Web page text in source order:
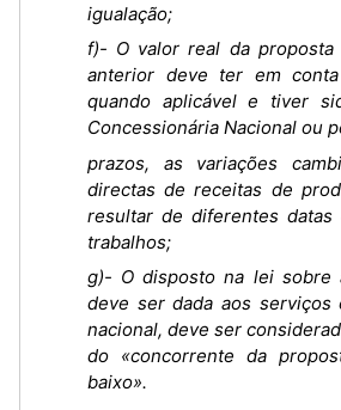
igualação;
f)- O valor real da proposta
anterior deve ter em
quando aplicável e tiver
Concessionária Nacional ou
prazos, as variações
directas de receitas de
resultar de diferentes datas
trabalhos;
g)- O disposto na lei sobre
deve ser dada aos
nacional, deve ser
do «concorrente da
baixo».